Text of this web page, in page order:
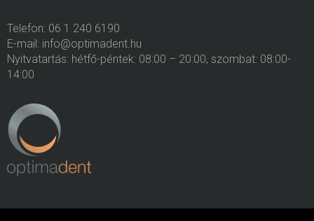
Telefon: 06 1 240 6190
E-mail: info@optimadent.hu
Nyitvatartás: hétfő-péntek: 08:00 – 20:00, szombat: 08:00-
14:00